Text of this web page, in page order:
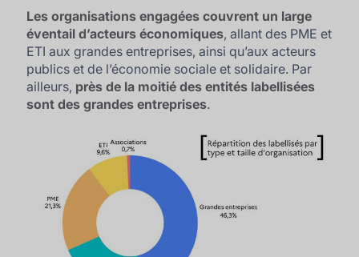
Les organisations engagées couvrent un large
éventail d’acteurs économiques, allant des PME et
ETI aux grandes entreprises, ainsi qu’aux acteurs
publics et de l’économie sociale et solidaire. Par
ailleurs, près de la moitié des entités labellisées
sont des grandes entreprises.